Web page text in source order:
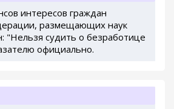
интересов граждан
размещающих наук
"Нельзя судить о безработице
официально.